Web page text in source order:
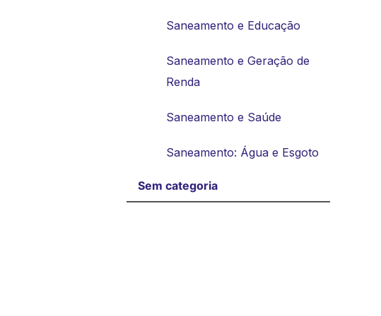
Saneamento e Educação
Saneamento e Geração de
Renda
Saneamento e Saúde
Saneamento: Água e Esgoto
Sem categoria